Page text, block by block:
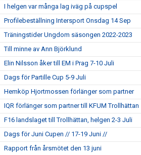
I helgen var många lag iväg på cupspel
Profilebeställning Intersport Onsdag 14 Sep
Träningstider Ungdom säsongen 2022-2023
Till minne av Ann Björklund
Elin Nilsson åker till EM i Prag 7-10 Juli
Dags för Partille Cup 5-9 Juli
Hemköp Hjortmossen förlänger som partner
IQR förlänger som partner till KFUM Trollhättan
F16 landslaget till Trollhättan, helgen 2-3 Juli
Dags för Juni Cupen // 17-19 Juni //
Rapport från årsmötet den 13 juni